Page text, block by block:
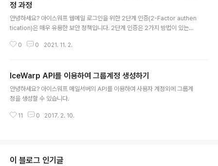
서버 - 특징 윈도우 서버용 리눅스용 제품 지원하는 운영체제 Windows 7, 8
x, 10 Windows Server 2003, 2008, 2012, 2016 Debian ..
정 과정
안녕하세요? 아이스워프 웹메일 로그인을 위한 2단계 인증(2-Factor authen
tication)은 매우 유용한 보안 정책입니다. 2단계 인증은 2가지 방법이 있는데
용비밀번호(어플에서 OTP)를 발급받아 인증하는 것입니다. 다른 방법은 SMS
어플이 제공되고 있습니다. 안드로이드의 경우 구글 플레이스토어에서 IceWar
p로 검색하여 IceWarp Authenication 어플을 설치하면 됩니다. 메일서버 단
에서 각 도메인 정보에 가면 도메인 탭에서 2-f..
0 0 2021. 11. 2.
IceWarp API를 이용하여 그룹계정 생성하기
안녕하세요? 아이스워프 메일서버의 API를 이용하여 사용자 계정외에 그룹계
정을 생성할 수 있습니다.
11 0 2017. 2. 10.
이 블로그 인기글